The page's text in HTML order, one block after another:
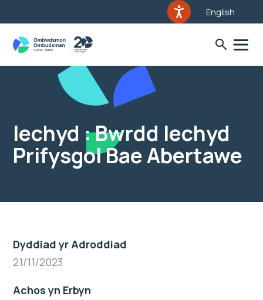
English
Iechyd : Bwrdd Iechyd
Prifysgol Bae Abertawe
Dyddiad yr Adroddiad
21/11/2023
Achos yn Erbyn